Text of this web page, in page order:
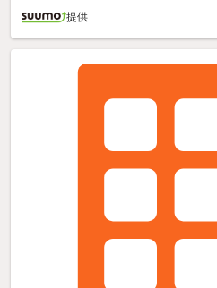
提供